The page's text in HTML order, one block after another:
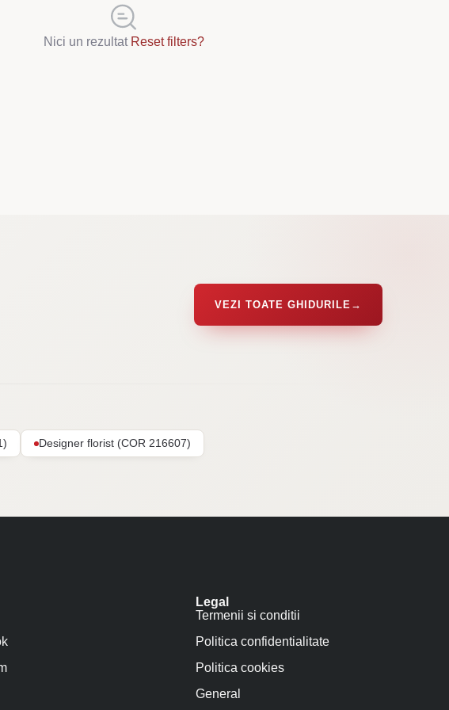
Nici un rezultat Reset filters?
VEZI TOATE GHIDURILE →
Designer florist (COR 216607)
Legal
Termenii si conditii
Politica confidentialitate
Politica cookies
General